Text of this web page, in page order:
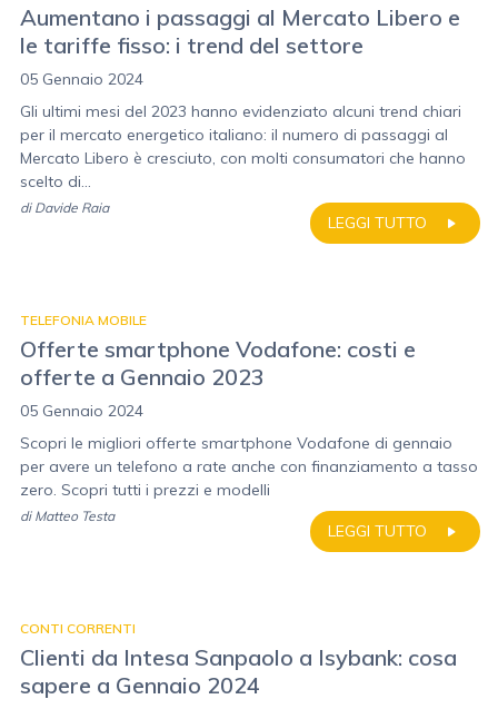
Aumentano i passaggi al Mercato Libero e
le tariffe fisso: i trend del settore
05 Gennaio 2024
Gli ultimi mesi del 2023 hanno evidenziato alcuni trend chiari
per il mercato energetico italiano: il numero di passaggi al
Mercato Libero è cresciuto, con molti consumatori che hanno
scelto di...
LEGGI TUTTO
di Davide Raia
TELEFONIA MOBILE
Offerte smartphone Vodafone: costi e
offerte a Gennaio 2023
05 Gennaio 2024
Scopri le migliori offerte smartphone Vodafone di gennaio
per avere un telefono a rate anche con finanziamento a tasso
zero. Scopri tutti i prezzi e modelli
LEGGI TUTTO
di Matteo Testa
CONTI CORRENTI
Clienti da Intesa Sanpaolo a Isybank: cosa
sapere a Gennaio 2024